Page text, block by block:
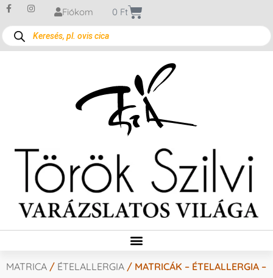
Fiókom 0 Ft
MATRICA / ÉTELALLERGIA / MATRICÁK – ÉTELALLERGIA –